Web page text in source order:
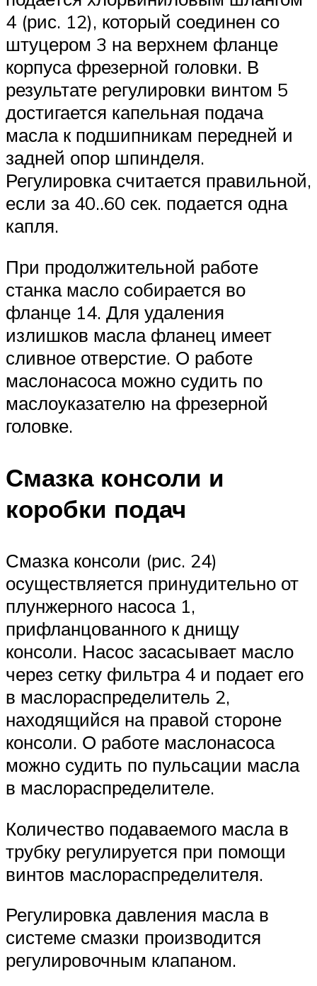
4 (рис. 12), который соединен со
штуцером 3 на верхнем фланце
корпуса фрезерной головки. В
результате регулировки винтом 5
достигается капельная подача
масла к подшипникам передней и
задней опор шпинделя.
Регулировка считается правильной,
если за 40..60 сек. подается одна
капля.
При продолжительной работе
станка масло собирается во
фланце 14. Для удаления
излишков масла фланец имеет
сливное отверстие. О работе
маслонасоса можно судить по
маслоуказателю на фрезерной
головке.
Смазка консоли и
коробки подач
Смазка консоли (рис. 24)
осуществляется принудительно от
плунжерного насоса 1,
прифланцованного к днищу
консоли. Насос засасывает масло
через сетку фильтра 4 и подает его
в маслораспределитель 2,
находящийся на правой стороне
консоли. О работе маслонасоса
можно судить по пульсации масла
в маслораспределителе.
Количество подаваемого масла в
трубку регулируется при помощи
винтов маслораспределителя.
Регулировка давления масла в
системе смазки производится
регулировочным клапаном.